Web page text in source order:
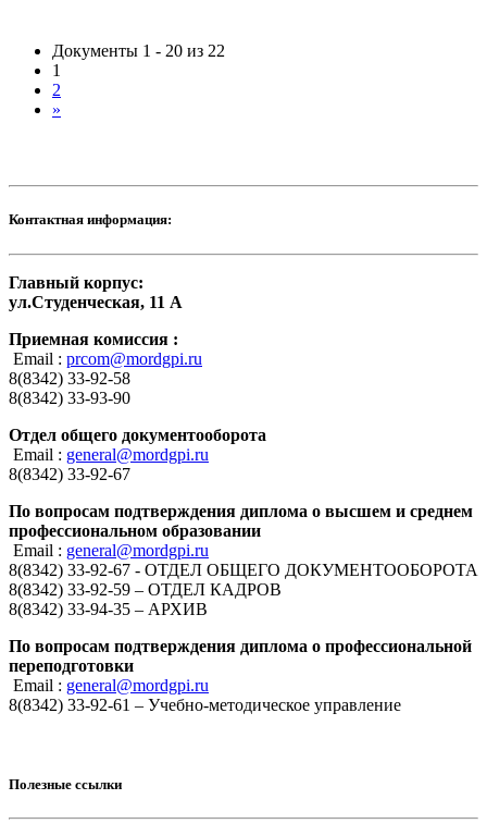
Документы 1 - 20 из 22
1
2
»
Контактная информация:
Главный корпус:
ул.Студенческая, 11 А
Приемная комиссия :
Email : prcom@mordgpi.ru
8(8342) 33-92-58
8(8342) 33-93-90
Отдел общего документооборота
Email : general@mordgpi.ru
8(8342) 33-92-67
По вопросам подтверждения диплома о высшем и среднем
профессиональном образовании
Email : general@mordgpi.ru
8(8342) 33-92-67 - ОТДЕЛ ОБЩЕГО ДОКУМЕНТООБОРОТА
8(8342) 33-92-59 – ОТДЕЛ КАДРОВ
8(8342) 33-94-35 – АРХИВ
По вопросам подтверждения диплома о профессиональной
переподготовки
Email : general@mordgpi.ru
8(8342) 33-92-61 – Учебно-методическое управление
Полезные ссылки